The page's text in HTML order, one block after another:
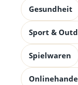
Gesundheit
Sport &
Spielwaren